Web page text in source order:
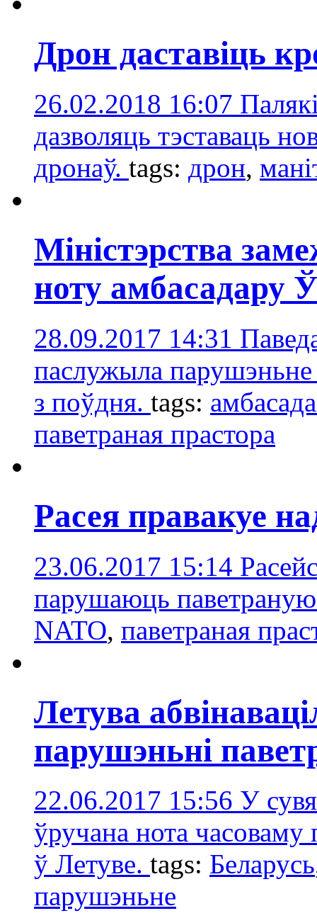
Дрон даставіць
26.02.2018 16:07
дазволяць тэставаць
дронаў. tags: дрон,
Міністэрства
ноту амбасадару
28.09.2017 14:31
паслужыла парушэньне
з поўдня. tags:
паветраная прастора
Расея правакуе
23.06.2017 15:14
парушаюць
NATO, паветраная
Летува
парушэньні
22.06.2017 15:56 У
ўручана нота часоваму
ў Летуве. tags: Беларусь
парушэньне